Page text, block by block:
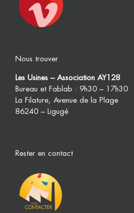
Nous trouver
Les Usines – Association AY128
Bureau et Fablab : 9h30 – 17h30
La Filature, Avenue de la Plage
86240 – Ligugé
Rester en contact